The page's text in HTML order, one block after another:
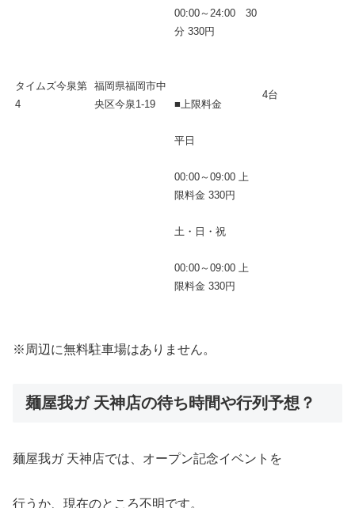
タイムズ今泉第
4
福岡県福岡市中
央区今泉1-19
00:00～24:00 30
分 330円
■上限料金
平日
00:00～09:00 上
限料金 330円
土・日・祝
00:00～09:00 上
限料金 330円
4台
※周辺に無料駐車場はありません。
麺屋我ガ 天神店の待ち時間や行列予想？
麺屋我ガ 天神店では、オープン記念イベントを
行うか、現在のところ不明です。